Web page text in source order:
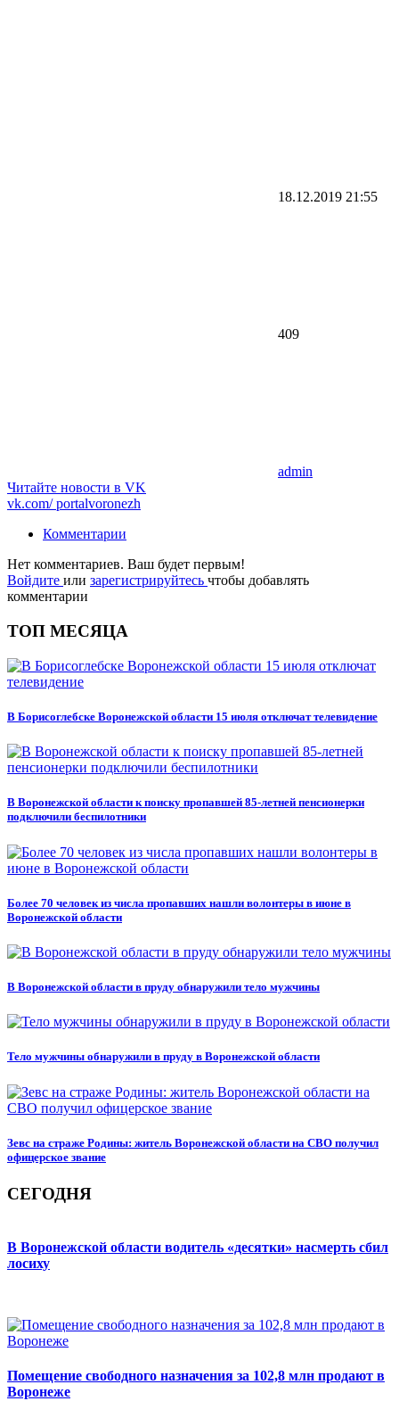
18.12.2019 21:55
409
admin
Читайте новости в VK
vk.com/portalvoronezh
Комментарии
Нет комментариев. Ваш будет первым!
Войдите или зарегистрируйтесь чтобы добавлять
комментарии
ТОП МЕСЯЦА
В Борисоглебске Воронежской области 15 июля отключат телевидение
В Воронежской области к поиску пропавшей 85-летней пенсионерки
подключили беспилотники
Более 70 человек из числа пропавших нашли волонтеры в июне в
Воронежской области
В Воронежской области в пруду обнаружили тело мужчины
Тело мужчины обнаружили в пруду в Воронежской области
Зевс на страже Родины: житель Воронежской области на СВО получил
офицерское звание
СЕГОДНЯ
В Воронежской области водитель «десятки» насмерть сбил
лосиху
Помещение свободного назначения за 102,8 млн продают в
Воронеже